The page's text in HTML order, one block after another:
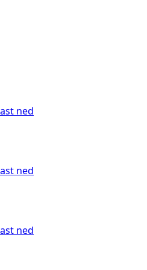
ned
ned
ned